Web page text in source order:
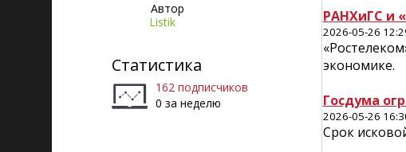
Автор
Listik
Статистика
162 подписчиков
0 за неделю
РАНХиГС и
2026-05-26
экономике.
Госдума
2026-05-26
Срок